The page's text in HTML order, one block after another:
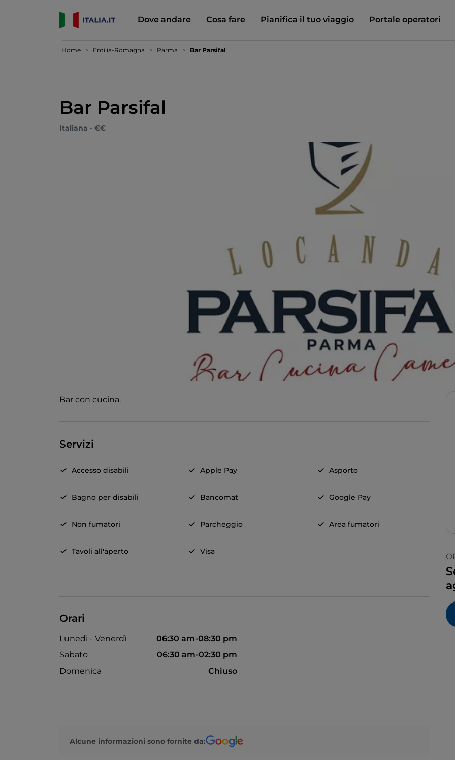
Dove andare Cosa fare Pianifica il tuo viaggio Portale operatori
Home Emilia-Romagna Parma Bar Parsifal
Bar Parsifal
Italiana - €€
Bar con cucina.
Servizi
Accesso disabili Apple Pay Asporto
Bagno per disabili Bancomat Google Pay
Non fumatori Parcheggio Area fumatori
Tavoli all'aperto Visa
Orari
Lunedì - Venerdì
06:30 am-08:30 pm
Sabato
06:30 am-02:30 pm
Domenica
Chiuso
Alcune informazioni sono fornite da: